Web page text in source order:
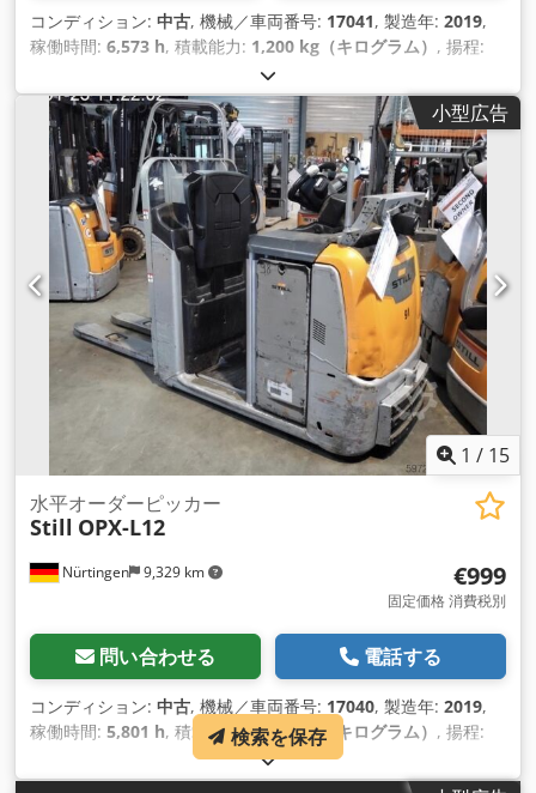
コンディション: 中古, 機械／車両番号: 17041, 製造年: 2019,
稼働時間: 6,573 h, 積載能力: 1,200 kg（キログラム） , 揚程:
, 燃料の種類:
ンプレックス, 建設高:1,400 mm, バッテリー電圧:24 V, フォ
ーク長:1,200 mm, フロントタイヤサイズ:
, 後輪タイヤサイズ:
, 総重量:1,447 kg（キログラム） ,
小型広告
1 / 15
Nürtingen 9,329 km
水平オーダーピッカー
Still OPX-L12
€999
固定価格 消費税別
問い合わせる 電話する
コンディション: 中古, 機械／車両番号: 17040, 製造年: 2019,
稼働時間: 5,801 h, 積載能力:1,200 kg（キログラム） , 揚程:
, 燃料の種類:電気, マスト型式:シンプレックス
高:1,400 mm, バッテリー電圧:24 V, フォーク長:1,200 mm,
検索を保存